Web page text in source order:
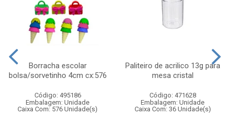
Borracha escolar
bolsa/sorvetinho 4cm cx:576
Código: 495186
Embalagem: Unidade
Caixa Com: 576 Unidade(s)
Paliteiro de acrilico 13g para
mesa cristal
Código: 471628
Embalagem: Unidade
Caixa Com: 36 Unidade(s)